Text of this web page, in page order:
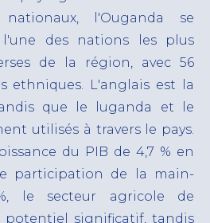
sur mesure – RPO
et Digitalisation
l'Ouganda se
des nations les plus
de la région, avec 56
ethniques. L'anglais est la
que le luganda et le
utilisés à travers le pays.
du PIB de 4,7 % en
participation de la main-
le secteur agricole de
potentiel significatif, tandis